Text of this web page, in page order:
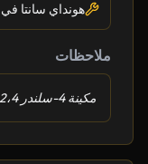
هونداي سانتا في 2013-2018
ملاحظات
مكينة 4-سلندر 2،4 لتر، دفع أمامي من غير دبل.